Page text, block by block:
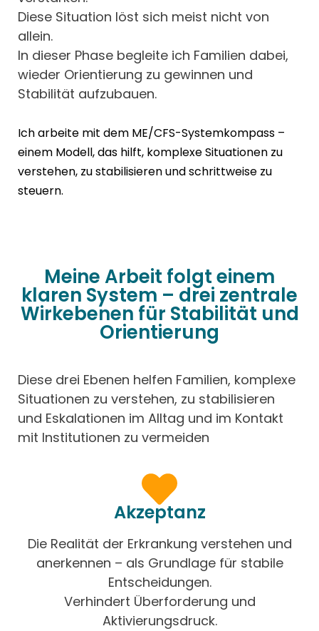
Diese Situation löst sich meist nicht von
allein.
In dieser Phase begleite ich Familien dabei,
wieder Orientierung zu gewinnen und
Stabilität aufzubauen.
Ich arbeite mit dem ME/CFS-Systemkompass –
einem Modell, das hilft, komplexe Situationen zu
verstehen, zu stabilisieren und schrittweise zu
steuern.
Meine Arbeit folgt einem
klaren System – drei zentrale
Wirkebenen für Stabilität und
Orientierung
Diese drei Ebenen helfen Familien, komplexe
Situationen zu verstehen, zu stabilisieren
und Eskalationen im Alltag und im Kontakt
mit Institutionen zu vermeiden
Akzeptanz
Die Realität der Erkrankung verstehen und
anerkennen – als Grundlage für stabile
Entscheidungen.
Verhindert Überforderung und
Aktivierungsdruck.